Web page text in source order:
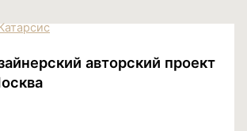
авторский проект